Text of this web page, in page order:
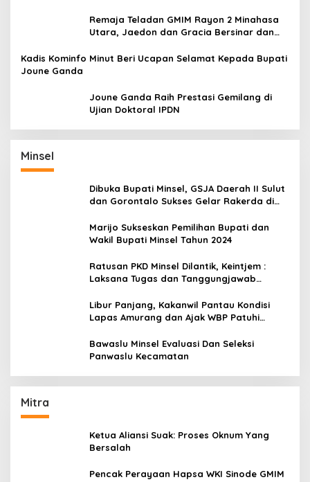
Remaja Teladan GMIM Rayon 2 Minahasa
Utara, Jaedon dan Gracia Bersinar dan
Kadis Kominfo Minut Beri Ucapan Selamat Kepada Bupati
Joune Ganda
Joune Ganda Raih Prestasi Gemilang di
Ujian Doktoral IPDN
Minsel
Dibuka Bupati Minsel, GSJA Daerah II Sulut
dan Gorontalo Sukses Gelar Rakerda di
Marijo Sukseskan Pemilihan Bupati dan
Wakil Bupati Minsel Tahun 2024
Ratusan PKD Minsel Dilantik, Keintjem :
Laksana Tugas dan Tanggungjawab
Libur Panjang, Kakanwil Pantau Kondisi
Lapas Amurang dan Ajak WBP Patuhi
Bawaslu Minsel Evaluasi Dan Seleksi
Panwaslu Kecamatan
Mitra
Ketua Aliansi Suak: Proses Oknum Yang
Bersalah
Pencak Perayaan Hapsa WKI Sinode GMIM